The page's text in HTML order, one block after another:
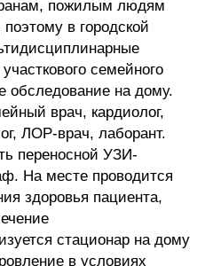
пожилым людям
в городской
семейного
обследование на дому.
врач, кардиолог,
ЛОР-врач, лаборант.
переносной УЗИ-
На месте проводится
здоровья пациента,
стационар на дому
в условиях